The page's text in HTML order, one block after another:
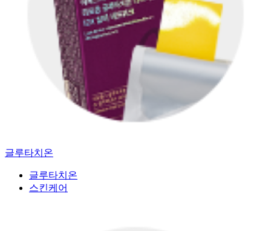
글루타치온
글루타치온
스킨케어